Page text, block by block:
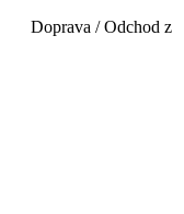
Doprava / Odchod z